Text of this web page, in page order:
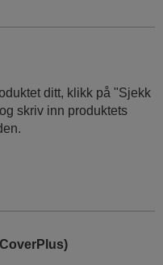
ditt, klikk på "Sjekk
skriv inn produktets